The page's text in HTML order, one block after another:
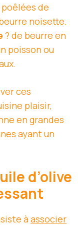
de
noisette.
? de beurre en
poisson ou
ces
plaisir,
en grandes
ayant un
d’olive
àassocier